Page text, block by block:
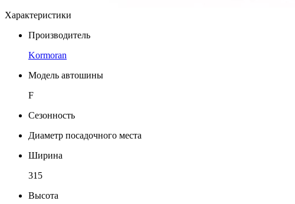
Характеристики
Производитель
Kormoran
Модель автошины
F
Сезонность
Диаметр посадочного места
Ширина
315
Высота